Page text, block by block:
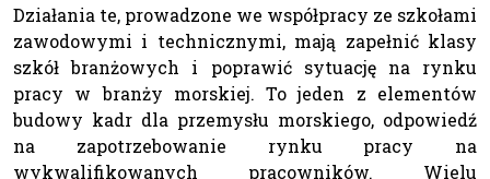
Działania te, prowadzone we współpracy ze szkołami
zawodowymi i technicznymi, mają zapełnić klasy
szkół branżowych i poprawić sytuację na rynku
pracy w branży morskiej. To jeden z elementów
budowy kadr dla przemysłu morskiego, odpowiedź
na zapotrzebowanie rynku pracy na
wykwalifikowanych pracowników. Wielu